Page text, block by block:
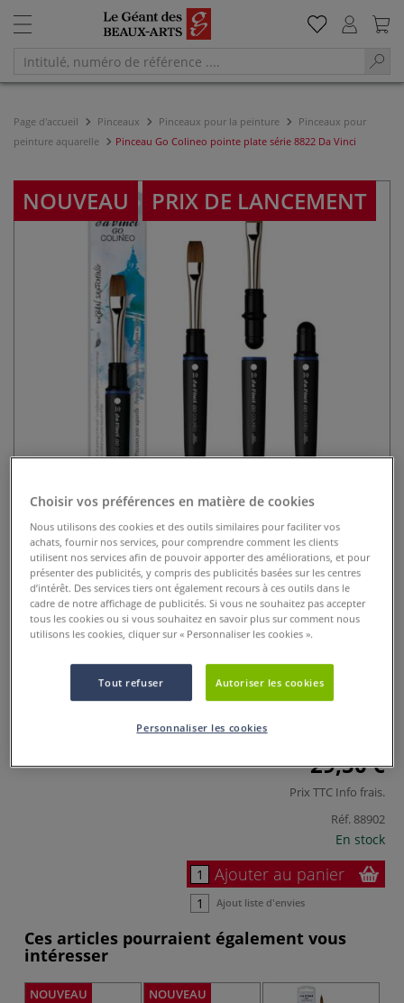
Page d'accueil Pinceaux Pinceaux pour la peinture
Pinceaux pour
peinture aquarelle
Pinceau Go Colineo pointe plate série 8822 Da Vinci
NOUVEAU PRIX DE LANCEMENT
Pinceau Go Colineo pointe plate
série 8822 Da Vinci
0 Commentaires
Pinceau Go Colineo pointe plate série 8822 Da Vinci fibres
Kolinsky, aplats précis, bords nets, système click transport.
29,50 €
Prix TTC Info frais.
Réf. 88902
En stock
Ajouter au panier
Ajout liste d'envies
Ces articles pourraient également vous
intéresser
NOUVEAU
NOUVEAU
Choisir vos préférences en matière de cookies
Nous utilisons des cookies et des outils similaires pour faciliter vos
achats, fournir nos services, pour comprendre comment les clients
utilisent nos services afin de pouvoir apporter des améliorations, et pour
présenter des publicités, y compris des publicités basées sur les centres
d’intérêt. Des services tiers ont également recours à ces outils dans le
cadre de notre affichage de publicités. Si vous ne souhaitez pas accepter
tous les cookies ou si vous souhaitez en savoir plus sur comment nous
utilisons les cookies, cliquer sur « Personnaliser les cookies ».
Tout refuser Autoriser les cookies
Personnaliser les cookies